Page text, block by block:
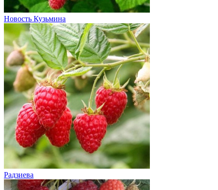
Новость Кузьмина
Радзиева